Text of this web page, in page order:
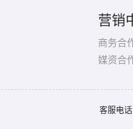
营销
商务合
媒资合
客服电